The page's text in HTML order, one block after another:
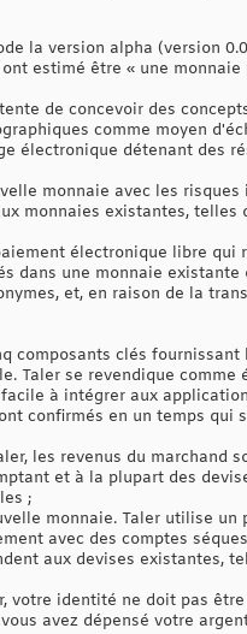
la version alpha (version
estimé être « une
de concevoir des
comme moyen
électronique détenant des
monnaie avec les
monnaies existantes,
électronique libre
dans une monnaie
et, en raison de la
composants clés
Taler se revendique comme
à intégrer aux
confirmés en un temps qui
les revenus du marchand
et à la plupart des
;
monnaie. Taler utilise
avec des comptes
aux devises existantes,
votre identité ne doit pas
avez dépensé votre